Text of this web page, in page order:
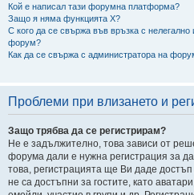
Кой е написал тази форумна платформа?
Защо я няма функцията X?
С кого да се свържа във връзка с
форум?
Как да се свържа с администратора на
Проблеми при влизането и
Защо трябва да се регистрирам?
Не е задължително, това зависи от
форума дали е нужна регистрация за
това, регистрацията ще Ви даде
не са достъпни за гостите, като